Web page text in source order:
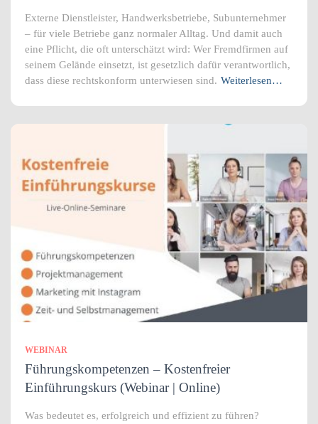
Externe Dienstleister, Handwerksbetriebe, Subunternehmer
– für viele Betriebe ganz normaler Alltag. Und damit auch
eine Pflicht, die oft unterschätzt wird: Wer Fremdfirmen auf
seinem Gelände einsetzt, ist gesetzlich dafür verantwortlich,
dass diese rechtskonform unterwiesen sind. Weiterlesen…
WEBINAR
Führungskompetenzen – Kostenfreier
Einführungskurs (Webinar | Online)
Was bedeutet es, erfolgreich und effizient zu führen?